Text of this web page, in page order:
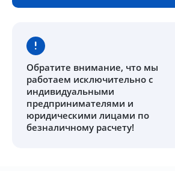
Обратите внимание, что мы
работаем исключительно с
индивидуальными
предпринимателями и
юридическими лицами по
безналичному расчету!